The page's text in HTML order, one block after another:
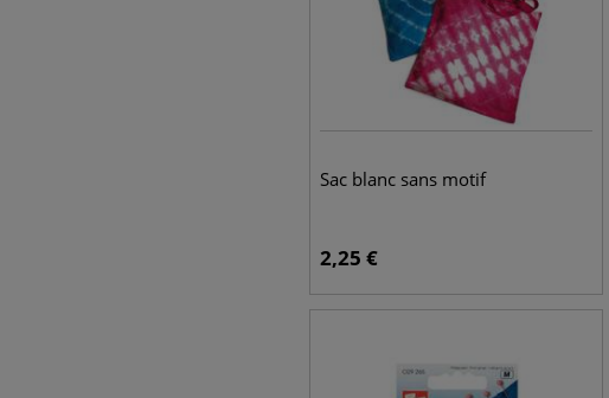
Sac blanc sans motif
2,25 €